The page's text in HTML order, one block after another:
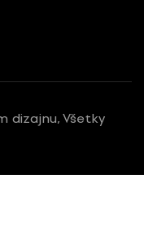
dizajnu, Všetky